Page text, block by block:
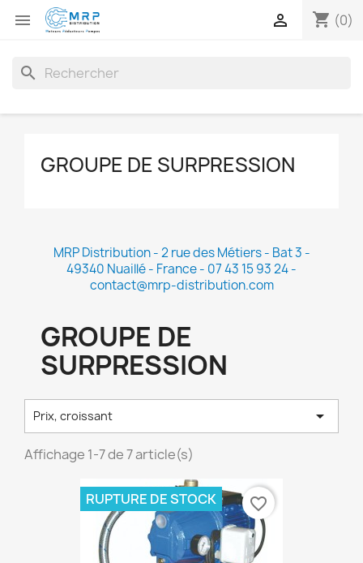
 shopping_cart (0)

search
GROUPE DE SURPRESSION
MRP Distribution - 2 rue des Métiers - Bat 3 -
49340 Nuaillé - France - 07 43 15 93 24 -
contact@mrp-distribution.com
GROUPE DE
SURPRESSION
Prix, croissant 
Affichage 1-7 de 7 article(s)
RUPTURE DE STOCK favorite_border